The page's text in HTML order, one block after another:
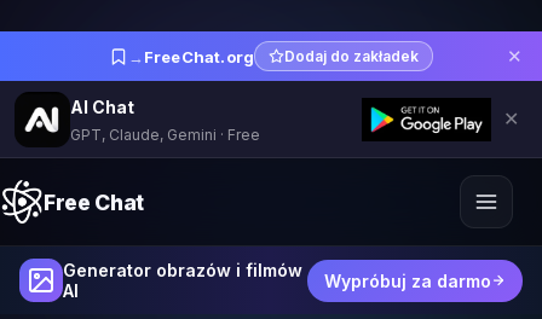
→ FreeChat.org Dodaj do zakładek ✕
AI Chat
GPT, Claude, Gemini · Free
✕
Free Chat
Generator obrazów i filmów
AI
Wypróbuj za darmo